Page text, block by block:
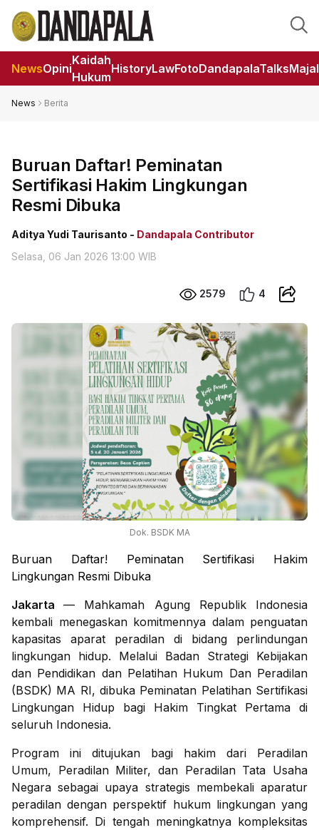
NewsOpini
Kaidah
Hukum
HistoryLawFotoDandapalaTalks
News Berita
Buruan Daftar! Peminatan
Sertifikasi Hakim Lingkungan
Resmi Dibuka
Aditya Yudi Taurisanto - Dandapala Contributor
Selasa, 06 Jan 2026 13:00 WIB
2579 4
Dok. BSDK MA
Buruan Daftar! Peminatan Sertifikasi Hakim
Lingkungan Resmi Dibuka
Jakarta— Mahkamah Agung Republik Indonesia
kembali menegaskan komitmennya dalam penguatan
kapasitas aparat peradilan di bidang perlindungan
lingkungan hidup. Melalui Badan Strategi Kebijakan
dan Pendidikan dan Pelatihan Hukum Dan Peradilan
(BSDK) MA RI, dibuka Peminatan Pelatihan Sertifikasi
Lingkungan Hidup bagi Hakim Tingkat Pertama di
seluruh Indonesia.
Program ini ditujukan bagi hakim dari Peradilan
Umum, Peradilan Militer, dan Peradilan Tata Usaha
Negara sebagai upaya strategis membekali aparatur
peradilan dengan perspektif hukum lingkungan yang
komprehensif. Di tengah meningkatnya kompleksitas